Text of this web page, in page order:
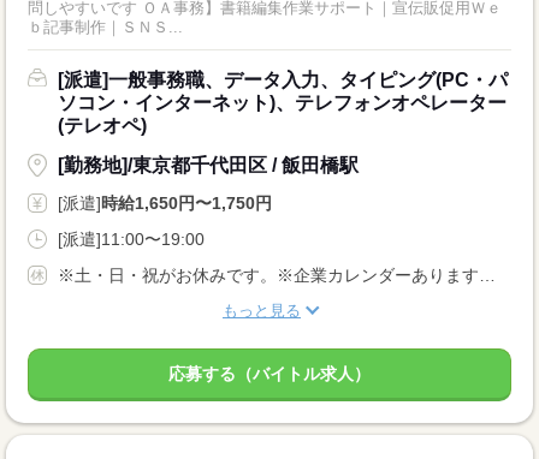
問しやすいです ＯＡ事務】書籍編集作業サポート｜宣伝販促用Ｗｅ
ｂ記事制作｜ＳＮＳ...
[派遣]一般事務職、データ入力、タイピング(PC・パ
ソコン・インターネット)、テレフォンオペレーター
(テレオペ)
[勤務地]/東京都千代田区 / 飯田橋駅
[派遣]時給1,650円〜1,750円
[派遣]11:00〜19:00
もっと見る
応募する（バイトル求人）